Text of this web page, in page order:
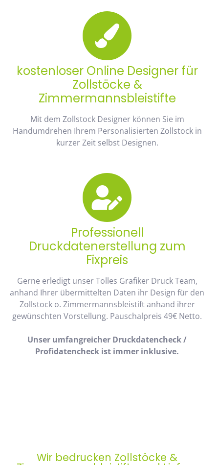
kostenloser Online Designer für
Zollstöcke &
Zimmermannsbleistifte
Mit dem Zollstock Designer können Sie im
Handumdrehen Ihrem Personalisierten Zollstock in
kurzer Zeit selbst Designen.
Professionell
Druckdatenerstellung zum
Fixpreis
Gerne erledigt unser Tolles Grafiker Druck Team,
anhand Ihrer übermittelten Daten ihr Design für den
Zollstock o. Zimmermannsbleistift anhand ihrer
gewünschten Vorstellung. Pauschalpreis 49€ Netto.
Unser umfangreicher Druckdatencheck /
Profidatencheck ist immer inklusive.
Wir bedrucken Zollstöcke &